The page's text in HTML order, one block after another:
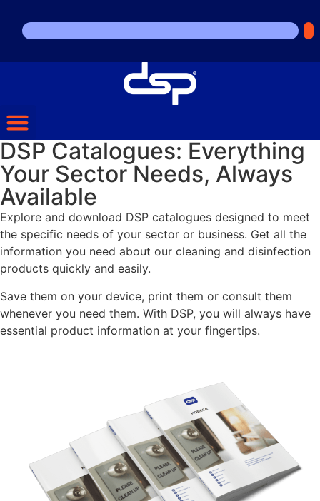
DSP Catalogues: Everything
Your Sector Needs, Always
Available
Explore and download DSP catalogues designed to meet
the specific needs of your sector or business. Get all the
information you need about our cleaning and disinfection
products quickly and easily.
Save them on your device, print them or consult them
whenever you need them. With DSP, you will always have
essential product information at your fingertips.